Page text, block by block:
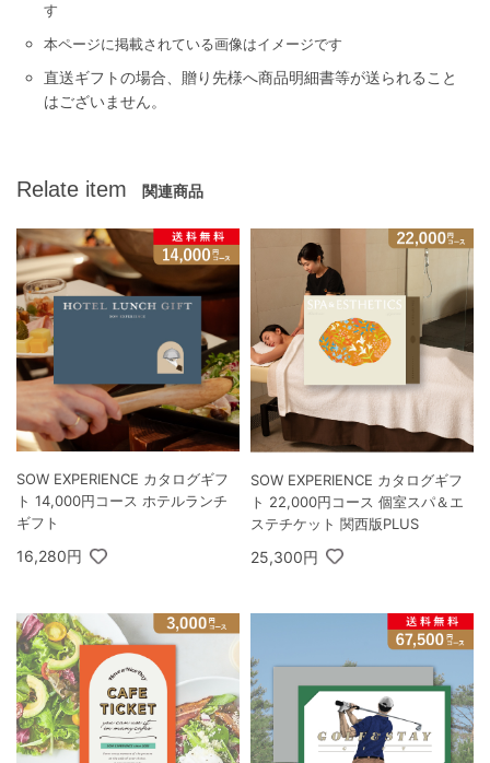
す
本ページに掲載されている画像はイメージです
直送ギフトの場合、贈り先様へ商品明細書等が送られること
はございません。
Relate item 関連商品
SOW EXPERIENCE カタログギフ
ト 14,000円コース ホテルランチ
ギフト
16,280円
SOW EXPERIENCE カタログギフ
ト 22,000円コース 個室スパ＆エ
ステチケット 関西版PLUS
25,300円